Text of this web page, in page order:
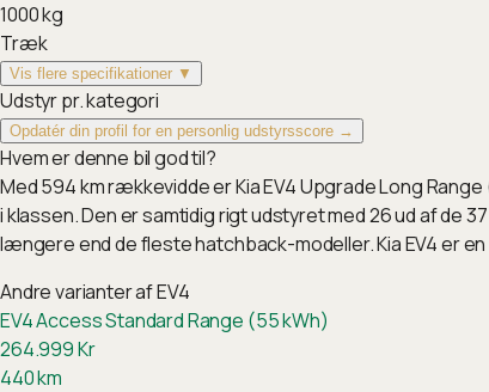
1000kg
Træk
Vis flere specifikationer ▼
Udstyr pr. kategori
Opdatér din profil for en personlig udstyrsscore →
Hvem er denne bil god til?
Med 594 km rækkevidde er Kia EV4 Upgrade Long
i klassen. Den er samtidig rigt udstyret med 26 ud af de
længere end de fleste hatchback-modeller. Kia EV4 er
Andre varianter afEV4
EV4 Access Standard Range (55 kWh)
264.999Kr
440km